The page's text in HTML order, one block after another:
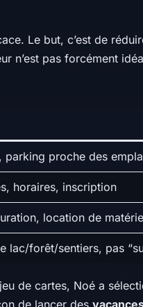
Le but, c’est de
n’est pas forcément
parking proche des
horaires, inscription
location de
lac/forêt/sentiers, pas
de cartes, Noé a